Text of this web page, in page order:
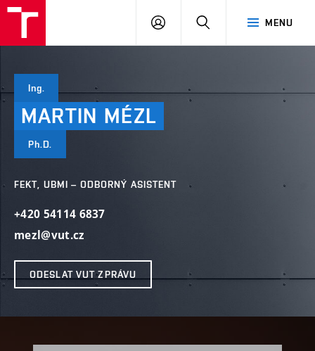
MENU
PŘIHLÁSIT
Ing.
MARTIN MÉZL
Ph.D.
FEKT, UBMI – ODBORNÝ ASISTENT
+420 54114 6837
mezl@vut.cz
ODESLAT VUT ZPRÁVU